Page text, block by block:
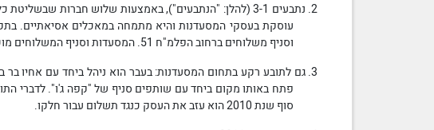
וסניף משלוחים ברחוב הפלמ"ח 51. המסעדות וסניף המשלוחים מוכרים בשם: "סושי רחביה". נתבעת 4 תכונה להלן: "הרשת".
3. גם לתובע רקע בתחום המסעדנות: בעבר הוא ניהל ביחד עם אחיו בר בשם "מולן"
סוף שנת 2010 הוא עזב את העסק כנגד תשלום עבור חלקו.